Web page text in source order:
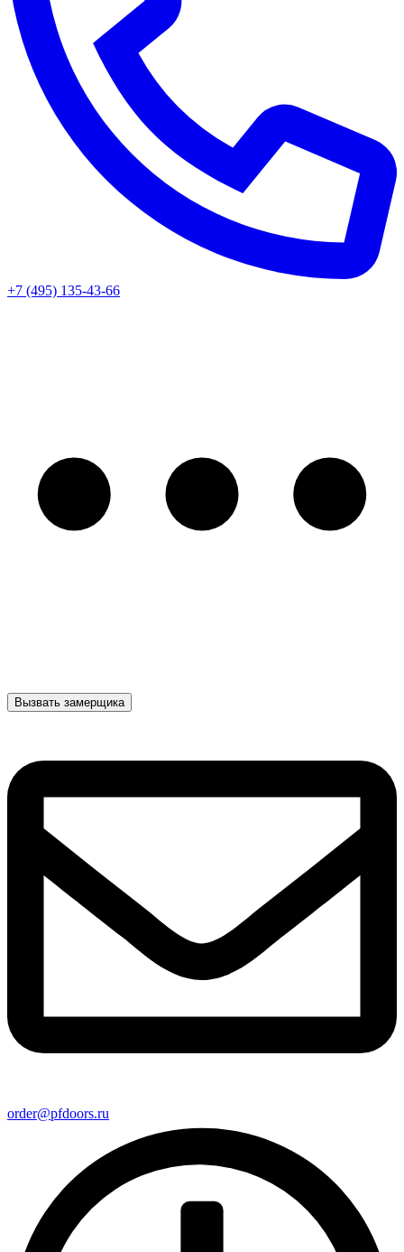
+7 (495) 135-43-66
Вызвать замерщика
order@pfdoors.ru